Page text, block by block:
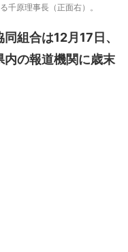
千原理事長（正面右）。
組合は12月17日、
の報道機関に歳末